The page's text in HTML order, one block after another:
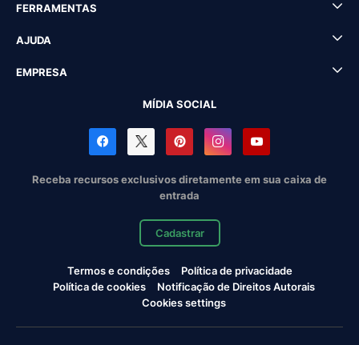
FERRAMENTAS
AJUDA
EMPRESA
MÍDIA SOCIAL
Receba recursos exclusivos diretamente em sua caixa de
entrada
Cadastrar
Termos e condições
Política de privacidade
Política de cookies
Notificação de Direitos Autorais
Cookies settings